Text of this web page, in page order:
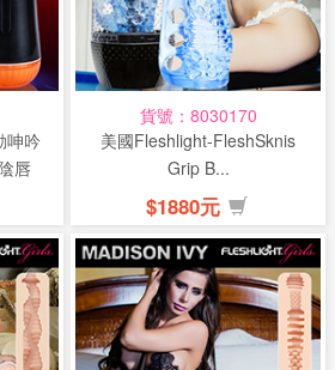
呻吟
唇
貨號：8030170
美國Fleshlight-FleshSknis
Grip B...
$1880元